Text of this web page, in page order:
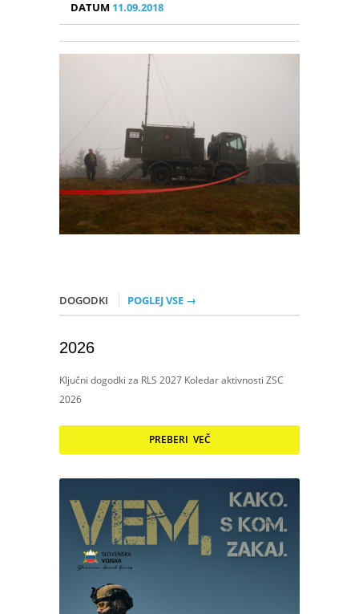
DATUM 11.09.2018
DOGODKI POGLEJ VSE →
2026
Ključni dogodki za RLS 2027 Koledar aktivnosti ZSC
2026
PREBERI VEČ